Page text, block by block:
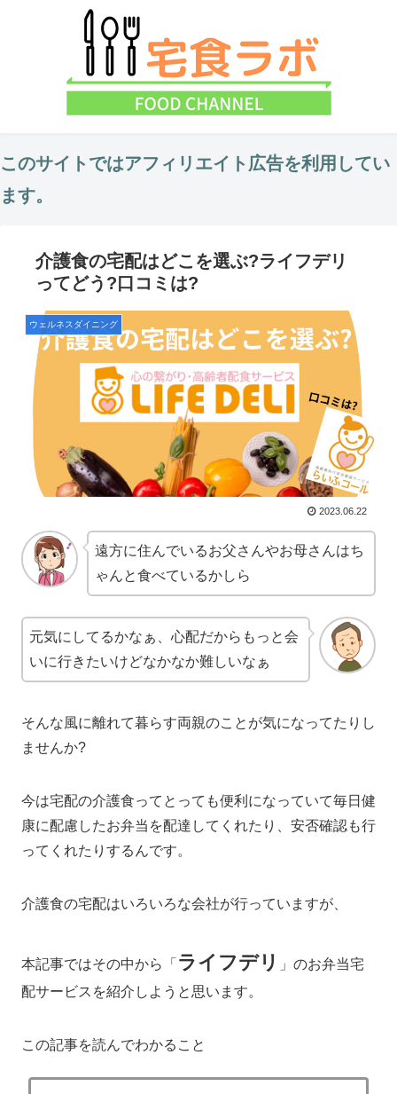
このサイトではアフィリエイト広告を利用してい
ます。
介護食の宅配はどこを選ぶ?ライフデリ
ってどう?口コミは?
ウェルネスダイニング
2023.06.22
遠方に住んでいるお父さんやお母さんはち
ゃんと食べているかしら
元気にしてるかなぁ、心配だからもっと会
いに行きたいけどなかなか難しいなぁ
そんな風に離れて暮らす両親のことが気になってたりし
ませんか?
今は宅配の介護食ってとっても便利になっていて毎日健
康に配慮したお弁当を配達してくれたり、安否確認も行
ってくれたりするんです。
介護食の宅配はいろいろな会社が行っていますが、
本記事ではその中から「 ライフデリ
」のお弁当宅
配サービスを紹介しようと思います。
この記事を読んでわかること